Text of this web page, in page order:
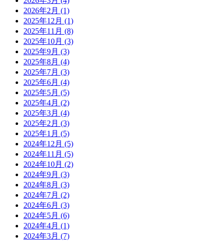
2026年2月 (1)
2025年12月 (1)
2025年11月 (8)
2025年10月 (3)
2025年9月 (3)
2025年8月 (4)
2025年7月 (3)
2025年6月 (4)
2025年5月 (5)
2025年4月 (2)
2025年3月 (4)
2025年2月 (3)
2025年1月 (5)
2024年12月 (5)
2024年11月 (5)
2024年10月 (2)
2024年9月 (3)
2024年8月 (3)
2024年7月 (2)
2024年6月 (3)
2024年5月 (6)
2024年4月 (1)
2024年3月 (7)